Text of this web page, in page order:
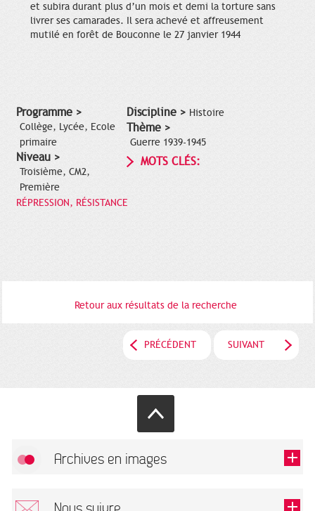
et subira durant plus d’un mois et demi la torture sans
livrer ses camarades. Il sera achevé et affreusement
mutilé en forêt de Bouconne le 27 janvier 1944
Programme >
Collège, Lycée, Ecole
primaire
Niveau >
Troisième, CM2,
Première
Discipline > Histoire
Thème >
Guerre 1939-1945
MOTS CLÉS:
RÉPRESSION, RÉSISTANCE
Retour aux résultats de la recherche
PRÉCÉDENT SUIVANT
Archives en images